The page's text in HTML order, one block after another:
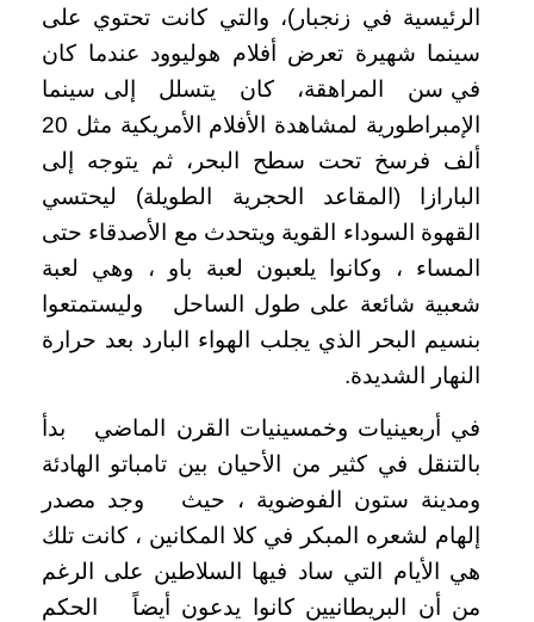
الرئيسية في زنجبار)، والتي كانت تحتوي على
سينما شهيرة تعرض أفلام هوليوود عندما كان
في سن المراهقة، كان يتسلل إلى سينما
الإمبراطورية لمشاهدة الأفلام الأمريكية مثل 20
ألف فرسخ تحت سطح البحر، ثم يتوجه إلى
البارازا (المقاعد الحجرية الطويلة) ليحتسي
القهوة السوداء القوية ويتحدث مع الأصدقاء حتى
المساء ، وكانوا يلعبون لعبة باو ، وهي لعبة
شعبية شائعة على طول الساحل وليستمتعوا
بنسيم البحر الذي يجلب الهواء البارد بعد حرارة
النهار الشديدة.
في أربعينيات وخمسينيات القرن الماضي بدأ
بالتنقل في كثير من الأحيان بين تامباتو الهادئة
ومدينة ستون الفوضوية ، حيث وجد مصدر
إلهام لشعره المبكر في كلا المكانين ، كانت تلك
هي الأيام التي ساد فيها السلاطين على الرغم
من أن البريطانيين كانوا يدعون أيضاً الحكم